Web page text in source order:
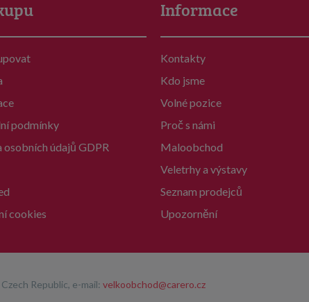
podmínky
osobních údajů GDPR
cookies
Informace
Kontakty
Kdo jsme
Volné pozice
Proč s námi
Maloobchod
Veletrhy a výstavy
Seznam prodejců
Upozornění
Republic, e-mail: velkoobchod@carero.cz